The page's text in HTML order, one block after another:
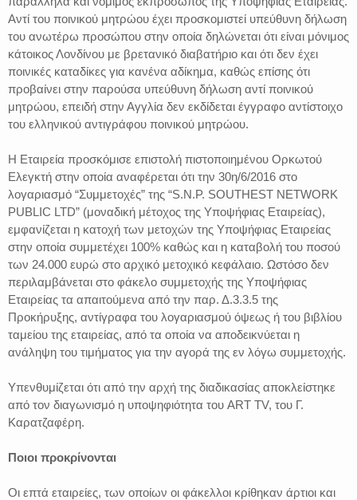
Αντί του ποινικού μητρώου έχει προσκομιστεί υπεύθυνη δήλωση
του ανωτέρω προσώπου στην οποία δηλώνεται ότι είναι μόνιμος
κάτοικος Λονδίνου με βρετανικό διαβατήριο και ότι δεν έχει
ποινικές καταδίκες για κανένα αδίκημα, καθώς επίσης ότι
προβαίνει στην παρούσα υπεύθυνη δήλωση αντί ποινικού
μητρώου, επειδή στην Αγγλία δεν εκδίδεται έγγραφο αντίστοιχο
του ελληνικού αντιγράφου ποινικού μητρώου.
Η Εταιρεία προσκόμισε επιστολή πιστοποιημένου Ορκωτού
Ελεγκτή στην οποία αναφέρεται ότι την 30η/6/2016 στο
λογαριασμό “Συμμετοχές” της “S.N.P. SOUTHEST NETWORK
PUBLIC LTD” (μοναδική μέτοχος της Υποψήφιας Εταιρείας),
εμφανίζεται η κατοχή των μετοχών της Υποψήφιας Εταιρείας
στην οποία συμμετέχει 100% καθώς και η καταβολή του ποσού
των 24.000 ευρώ στο αρχικό μετοχικό κεφάλαιο. Ωστόσο δεν
περιλαμβάνεται στο φάκελο συμμετοχής της Υποψήφιας
Εταιρείας τα απαιτούμενα από την παρ. Δ.3.3.5 της
Προκήρυξης, αντίγραφα του λογαριασμού όψεως ή του βιβλίου
ταμείου της εταιρείας, από τα οποία να αποδεικνύεται η
ανάληψη του τιμήματος για την αγορά της εν λόγω συμμετοχής.
Υπενθυμίζεται ότι από την αρχή της διαδικασίας αποκλείστηκε
από τον διαγωνισμό η υποψηφιότητα του ART TV, του Γ.
Καρατζαφέρη.
Ποιοι προκρίνονται
Οι επτά εταιρείες, των οποίων οι φάκελλοι κρίθηκαν άρτιοι και